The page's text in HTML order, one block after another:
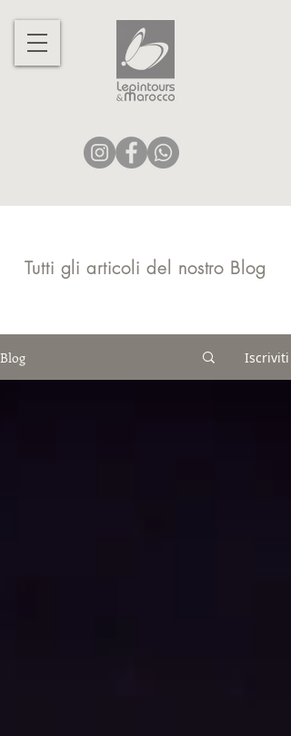
Tutti gli articoli del nostro Blog
Blog Iscriviti